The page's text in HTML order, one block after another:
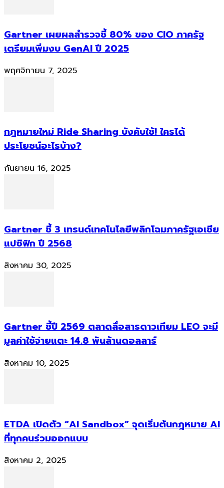
Gartner เผยผลสำรวจชี้ 80% ของ CIO ภาครัฐ
เตรียมเพิ่มงบ GenAI ปี 2025
พฤศจิกายน 7, 2025
กฎหมายใหม่ Ride Sharing บังคับใช้! ใครได้
ประโยชน์อะไรบ้าง?
กันยายน 16, 2025
Gartner ชี้ 3 เทรนด์เทคโนโลยีพลิกโฉมภาครัฐเอเชีย
แปซิฟิก ปี 2568
สิงหาคม 30, 2025
Gartner ชี้ปี 2569 ตลาดสื่อสารดาวเทียม LEO จะมี
มูลค่าใช้จ่ายแตะ 14.8 พันล้านดอลลาร์
สิงหาคม 10, 2025
ETDA เปิดตัว “AI Sandbox” จุดเริ่มต้นกฎหมาย AI
ที่ทุกคนร่วมออกแบบ
สิงหาคม 2, 2025